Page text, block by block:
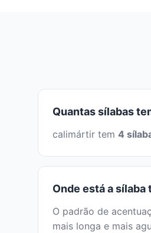
Quantas sílabas
calimártir tem 4
Onde está a
O padrão de
mais longa e mais